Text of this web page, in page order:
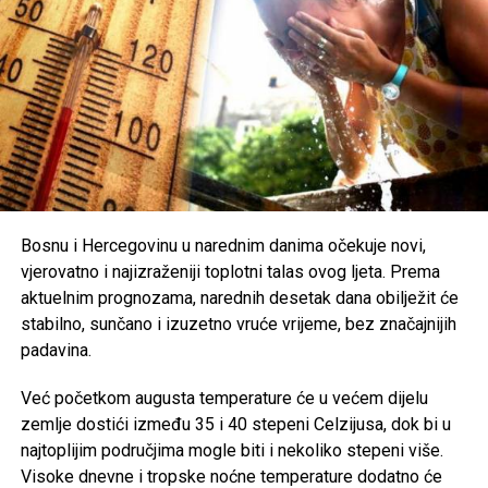
hidratacija, izbjegavanje boravka na otvorenom u
najtoplijem dijelu dana, nošenje lagane i svijetle odjeće te
zaštita od direktnog sunčevog zračenja.
Poseban oprez savjetuje sestarijim osobama, djeci,
hroničnim bolesnicima i svima koji rade na otvorenom,
uz preporuku da se pridržavaju savjeta ljekara i, ukoliko je
moguće, borave u rashlađenim prostorijama tokom
Share Post
Share
Tweet Share
Bosnu i Hercegovinu u narednim danima očekuje novi,
vjerovatno i najizraženiji toplotni talas ovog ljeta. Prema
aktuelnim prognozama, narednih desetak dana obilježit će
stabilno, sunčano i izuzetno vruće vrijeme, bez značajnijih
padavina.
Već početkom augusta temperature će u većem dijelu
zemlje dostići između 35 i 40 stepeni Celzijusa, dok bi u
najtoplijim područjima mogle biti i nekoliko stepeni više.
Visoke dnevne i tropske noćne temperature dodatno će